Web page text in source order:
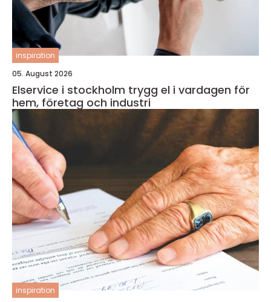
inspiration
05. August 2026
Elservice i stockholm trygg el i vardagen för
hem, företag och industri
inspiration